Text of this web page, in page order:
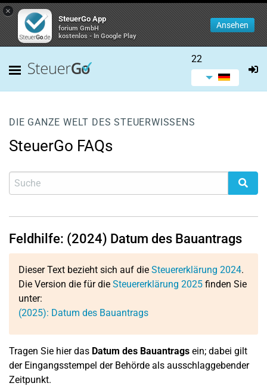
×
SteuerGo App
forium GmbH
kostenlos - In Google Play
Ansehen
22
DIE GANZE WELT DES STEUERWISSENS
SteuerGo FAQs
Feldhilfe: (2024) Datum des Bauantrags
Dieser Text bezieht sich auf die Steuererklärung 2024.
Die Version die für die Steuererklärung 2025 finden Sie
unter:
(2025): Datum des Bauantrags
Tragen Sie hier das Datum des Bauantrags ein; dabei gilt
der Eingangsstempel der Behörde als ausschlaggebender
Zeitpunkt.